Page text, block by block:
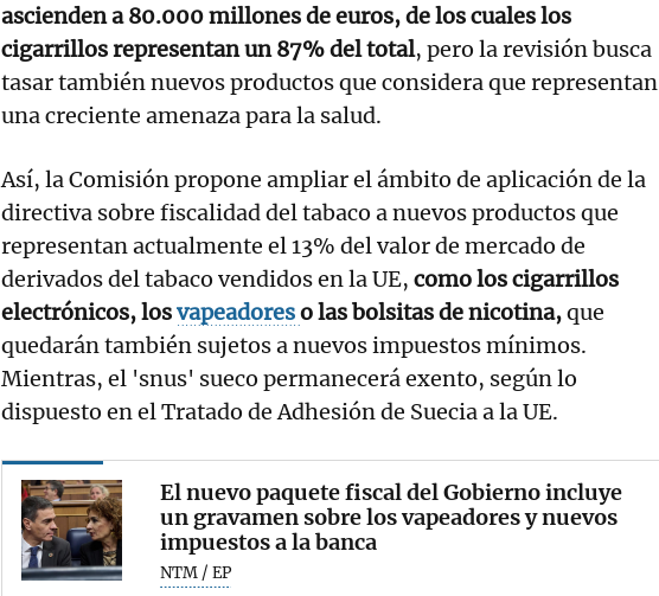
ascienden a 80.000 millones de euros, de los cuales los
cigarrillos representan un 87% del total, pero la revisión busca
tasar también nuevos productos que considera que representan
una creciente amenaza para la salud.
Así, la Comisión propone ampliar el ámbito de aplicación de la
directiva sobre fiscalidad del tabaco a nuevos productos que
representan actualmente el 13% del valor de mercado de
derivados del tabaco vendidos en la UE, como los cigarrillos
electrónicos, losvapeadoreso las bolsitas de nicotina,que
quedarán también sujetos a nuevos impuestos mínimos.
Mientras, el 'snus' sueco permanecerá exento, según lo
dispuesto en el Tratado de Adhesión de Suecia a la UE.
El nuevo paquete fiscal del Gobierno incluye
un gravamen sobre los vapeadores y nuevos
impuestos a la banca
NTM / EP